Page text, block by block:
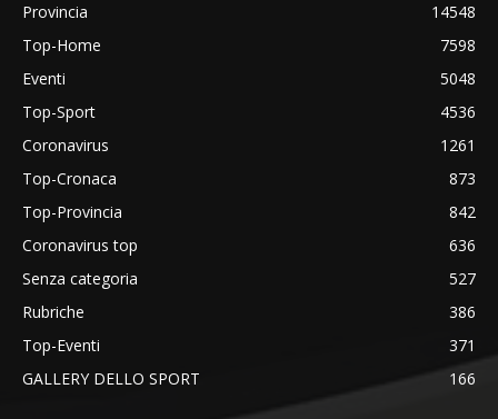
Provincia
14548
Top-Home
7598
Eventi
5048
Top-Sport
4536
Coronavirus
1261
Top-Cronaca
873
Top-Provincia
842
Coronavirus top
636
Senza categoria
527
Rubriche
386
Top-Eventi
371
GALLERY DELLO SPORT
166